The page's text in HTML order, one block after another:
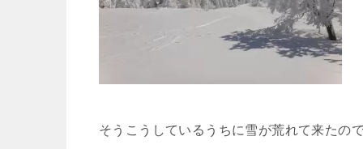
そうこうしているうちに雪が荒れて来たの